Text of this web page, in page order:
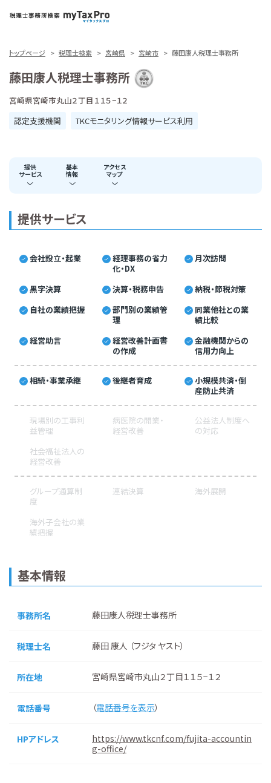
トップページ 税理士検索 宮崎県 宮崎市 藤田康人税理士事務所
藤田康人税理士事務所
宮崎県宮崎市丸山２丁目１１５−１２
認定支援機関
TKCモニタリング情報サービス利用
提供
サービス
基本
情報
アクセス
マップ
提供サービス
会社設立・起業
経理事務の省力
化・DX
月次訪問
黒字決算 決算・税務申告
納税・節税対策
自社の業績把握
部門別の業績管
理
同業他社との業
績比較
経営助言
経営改善計画書
の作成
金融機関からの
信用力向上
相続・事業承継 後継者育成
小規模共済・倒
産防止共済
現場別の工事利
益管理
病医院の開業・
経営改善
公益法人制度へ
の対応
社会福祉法人の
経営改善
グループ通算制
度
連結決算 海外展開
海外子会社の業
績把握
基本情報
事務所名 藤田康人税理士事務所
税理士名 藤田 康人 （フジタ ヤスト）
所在地 宮崎県宮崎市丸山２丁目１１５−１２
電話番号 （電話番号を表示）
HPアドレス
https://www.tkcnf.com/fujita-accountin
g-office/